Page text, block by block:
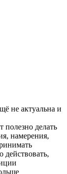
не актуальна и
делать
намерения,